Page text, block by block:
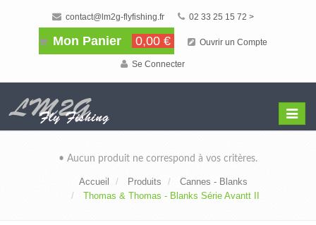
contact@lm2g-flyfishing.fr 02 33 25 15 72 >
Mon Panier 0,00 € Ouvrir un Compte
Se Connecter
Menu
• Aucun produit ne correspond à vos critères.
Accueil Produits
Cannes - Blanks
Thomas & Thomas - Blanks Série Avantt II